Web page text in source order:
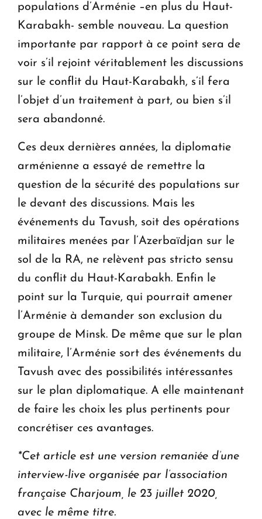
populations d’Arménie –en plus du Haut-
Karabakh- semble nouveau. La question
importante par rapport à ce point sera de
voir s’il rejoint véritablement les discussions
sur le conflit du Haut-Karabakh, s’il fera
l’objet d’un traitement à part, ou bien s’il
sera abandonné.
Ces deux dernières années, la diplomatie
arménienne a essayé de remettre la
question de la sécurité des populations sur
le devant des discussions. Mais les
événements du Tavush, soit des opérations
militaires menées par l’Azerbaïdjan sur le
sol de la RA, ne relèvent pas stricto sensu
du conflit du Haut-Karabakh. Enfin le
point sur la Turquie, qui pourrait amener
l’Arménie à demander son exclusion du
groupe de Minsk. De même que sur le plan
militaire, l’Arménie sort des événements du
Tavush avec des possibilités intéressantes
sur le plan diplomatique. A elle maintenant
de faire les choix les plus pertinents pour
concrétiser ces avantages.
*Cet article est une version remaniée d’une
interview-live organisée par l’association
française Charjoum, le 23 juillet 2020,
avec le même titre.